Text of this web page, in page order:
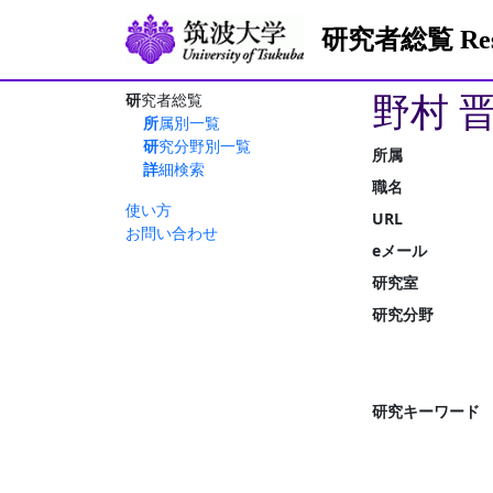
研究者総覧
研究者総覧
所属別一覧
研究分野別一覧
詳細検索
使い方
お問い合わせ
野村
所属
職名
URL
eメール
研究室
研究分野
研究キーワード